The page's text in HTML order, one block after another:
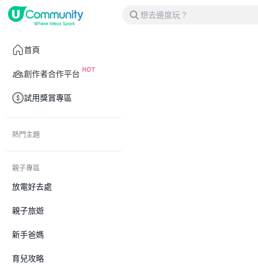
首頁
創作者合作平台
試用獎賞專區
熱門主題
親子專區
放電好去處
親子旅遊
新手爸媽
育兒攻略